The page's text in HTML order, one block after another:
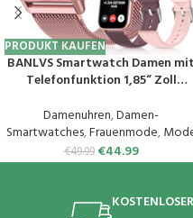
PRODUKT KAUFEN
BANLVS Smartwatch Damen mit
Telefonfunktion 1,85“ Zoll
Herzfrequenz, Schlafmonitor,
Menstruationszyklus, IP68
wasserdichte Sportuhr für iOS
und Android (Rosa)
Damenuhren,Damen-
Smartwatches,Frauenmode,
€49.99 €44.99